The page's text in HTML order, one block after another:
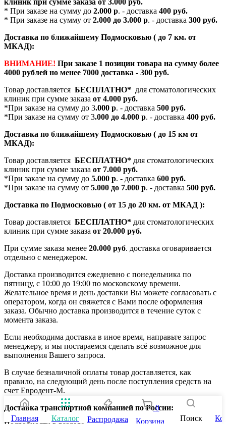
клиник при сумме заказа от 3.000 руб.
* При заказе на сумму до 2.000 р. - доставка 400 руб.
* При заказе на сумму от 2.000 до 3.000 р. - доставка 300 руб.
Доставка по ближайшему Подмосковью ( до 7 км. от
МКАД):
ВНИМАНИЕ! При заказе 1 позиции товара на сумму более
4000 рублей но менее 7000 доставка - 300 руб.
Товар доставляется БЕСПЛАТНО* для стоматологических
клиник при сумме заказа от 4.000 руб.
*При заказе на сумму до 3.000 р. - доставка 500 руб.
*При заказе на сумму от 3.000 до 4.000 р. - доставка 400 руб.
Доставка по ближайшему Подмосковью ( до 15 км от
МКАД):
Товар доставляется БЕСПЛАТНО* для стоматологических
клиник при сумме заказа от 7.000 руб.
*При заказе на сумму до 5.000 р. - доставка 600 руб.
*При заказе на сумму от 5.000 до 7.000 р. - доставка 500 руб.
Доставка по Подмосковью ( от 15 до 20 км. от МКАД ):
Товар доставляется БЕСПЛАТНО* для стоматологических
клиник при сумме заказа от 20.000 руб.
При сумме заказа менее 20.000 руб. доставка оговаривается
отдельно с менеджером.
Доставка производится ежедневно с понедельника по
пятницу, с 10:00 до 19:00 по московскому времени.
Желательное время и день доставки Вы можете согласовать с
оператором, когда он свяжется с Вами после оформления
заказа. Обычно доставка производится в течение суток с
момента заказа.
Если необходима доставка в иное время, направьте запрос
менеджеру, и мы постараемся сделать всё возможное для
выполнения Вашего запроса.
В случае безналичной оплаты товар доставляется, как
правило, на следующий день после поступления средств на
счет Евродент-М.
Доставка транспортной компанией по России:
Главная Каталог Распродажа
0
Корзина
Поиск